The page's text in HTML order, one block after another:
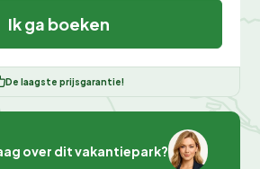
Ik ga boeken
De laagste prijsgarantie!
over dit vakantiepark?